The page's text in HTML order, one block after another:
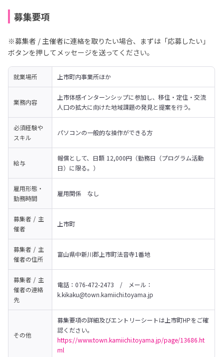
募集要項
※募集者 / 主催者に連絡を取りたい場合、まずは「応募したい」
ボタンを押してメッセージを送ってください。
就業場所 上市町内事業所ほか
業務内容
上市体感インターンシップに参加し、移住・定住・交流
人口の拡大に向けた地域課題の発見と提案を行う。
必須経験や
スキル
パソコンの一般的な操作ができる方
給与
報償として、日額 12,000円（勤務日（プログラム活動
日）に限る。）
雇用形態・
勤務時間
雇用関係　なし
募集者 / 主
催者
上市町
募集者 / 主
催者の住所
富山県中新川郡上市町法音寺1番地
募集者 / 主
催者の連絡
先
電話：076-472-2473　/　メール：
k.kikaku@town.kamiichi.toyama.jp
その他
募集要項の詳細及びエントリーシートは上市町HPをご確
https://www.town.kamiichi.toyama.jp/page/13686.ht
ml